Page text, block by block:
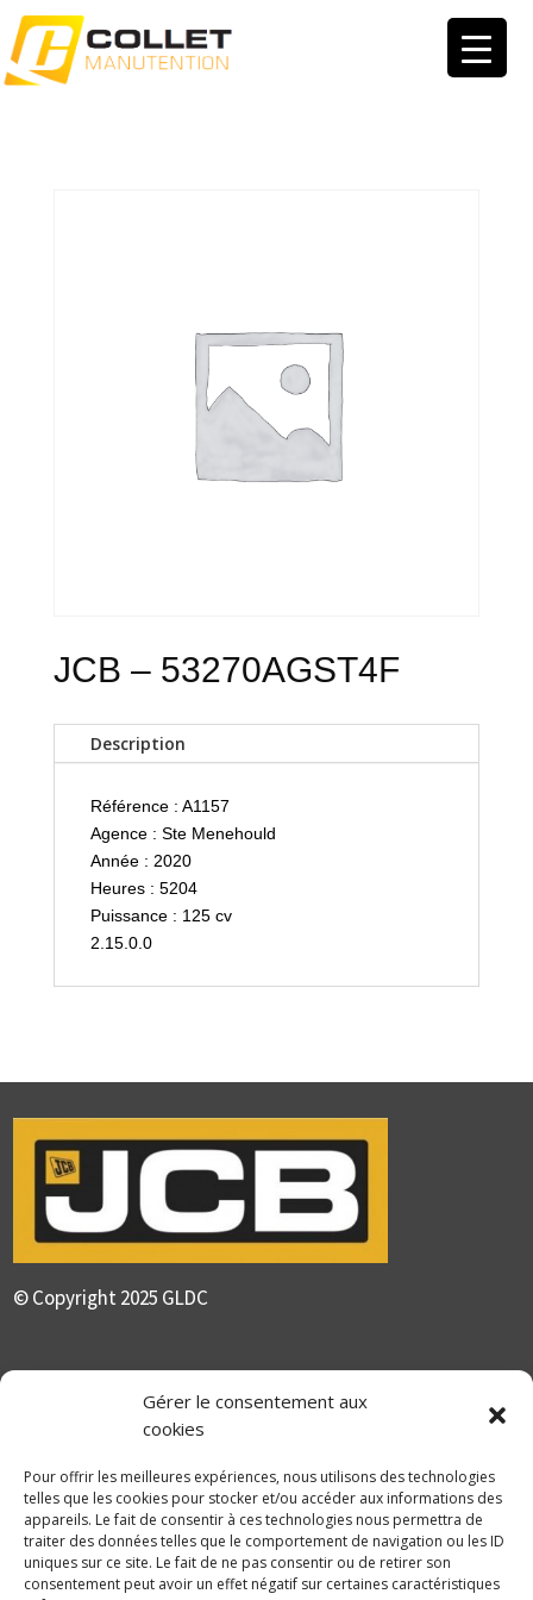
Gérer le consentement aux
cookies
Pour offrir les meilleures expériences, nous utilisons des technologies
telles que les cookies pour stocker et/ou accéder aux informations des
appareils. Le fait de consentir à ces technologies nous permettra de
traiter des données telles que le comportement de navigation ou les ID
uniques sur ce site. Le fait de ne pas consentir ou de retirer son
consentement peut avoir un effet négatif sur certaines caractéristiques
JCB – 53270AGST4F
Description
Référence : A1157
Agence : Ste Menehould
Année : 2020
Heures : 5204
Puissance : 125 cv
2.15.0.0
© Copyright 2025 GLDC
GLDC
Motoculture
Elevage
Actualité